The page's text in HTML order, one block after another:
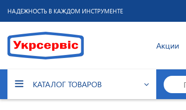
НАДЕЖНОСТЬ В КАЖДОМ ИНСТРУМЕНТЕ
Акции
КАТАЛОГ ТОВАРОВ